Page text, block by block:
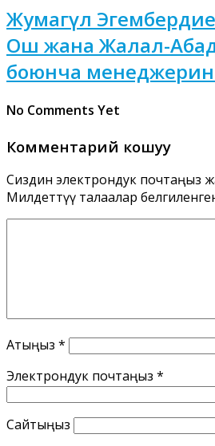
Жумагүл
Ош жана Жалал-
боюнча
No Comments Yet
Комментарий кошуу
Сиздин электрондук почтаңыз
Милдеттүү талаалар
Атыңыз *
Электрондук почтаңыз *
Сайтыңыз